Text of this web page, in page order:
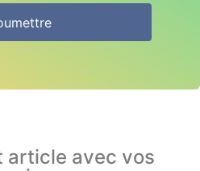
article avec vos